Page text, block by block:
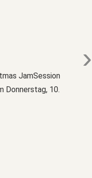
›
JamSession
Donnerstag, 10.